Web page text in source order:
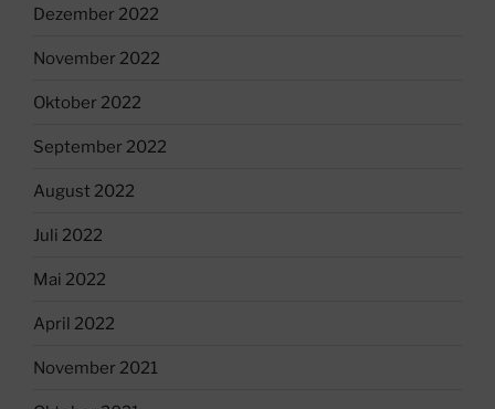
Dezember 2022
November 2022
Oktober 2022
September 2022
August 2022
Juli 2022
Mai 2022
April 2022
November 2021